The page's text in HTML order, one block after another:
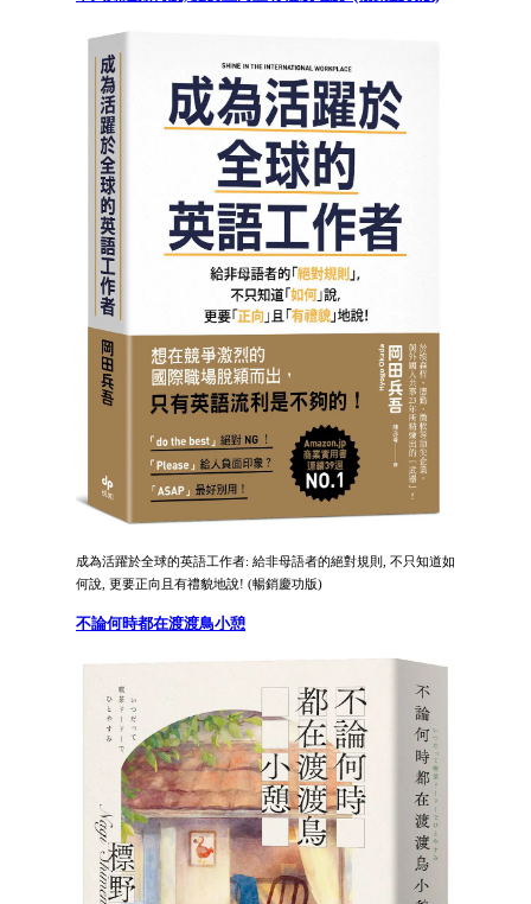
成為活躍於全球的英語工作者: 給非母語者的絕對規則, 不只知道如
何說, 更要正向且有禮貌地說! (暢銷慶功版)
不論何時都在渡渡鳥小憩